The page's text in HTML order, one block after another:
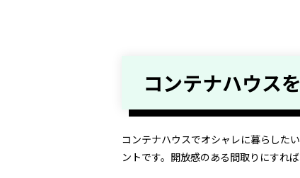
コンテナハウス
コンテナハウスでオシャレに暮らした
ントです。開放感のある間取りにすれ